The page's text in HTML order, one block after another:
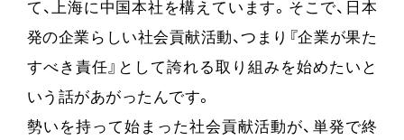
て、上海に中国本社を構えています。そこで、日本
発の企業らしい社会貢献活動、つまり『企業が果た
すべき責任』として誇れる取り組みを始めたいと
いう話があがったんです。
勢いを持って始まった社会貢献活動が、単発で終